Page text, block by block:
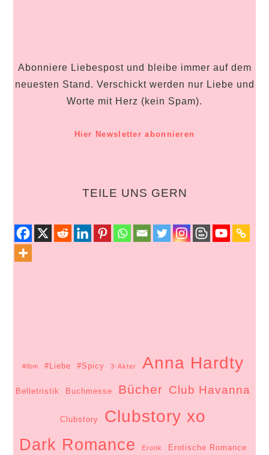
Abonniere Liebespost und bleibe immer auf dem
neuesten Stand. Verschickt werden nur Liebe und
Worte mit Herz (kein Spam).
Hier Newsletter abonnieren
TEILE UNS GERN
#lbm #Liebe #Spicy 3-Akter Anna Hardty
Belletristik Buchmesse Bücher Club Havanna
Clubstory Clubstory xo
Dark Romance Erotik Erotische Romance